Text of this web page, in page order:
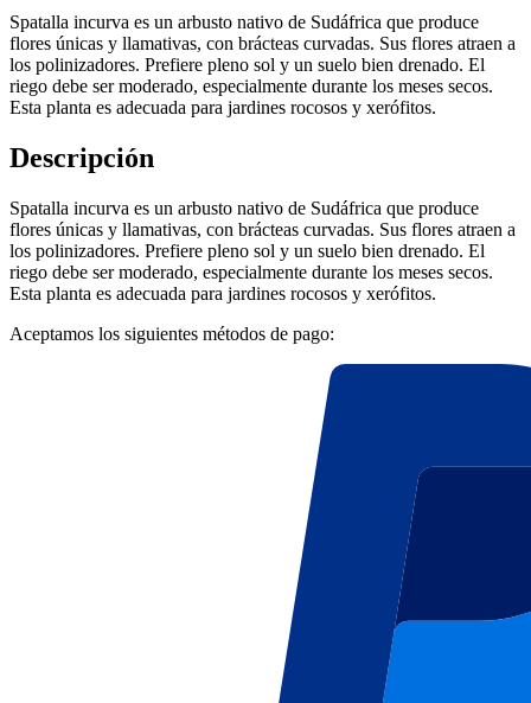
Spatalla incurva es un arbusto nativo de Sudáfrica que produce
flores únicas y llamativas, con brácteas curvadas. Sus flores atraen a
los polinizadores. Prefiere pleno sol y un suelo bien drenado. El
riego debe ser moderado, especialmente durante los meses secos.
Esta planta es adecuada para jardines rocosos y xerófitos.
Descripción
Spatalla incurva es un arbusto nativo de Sudáfrica que produce
flores únicas y llamativas, con brácteas curvadas. Sus flores atraen a
los polinizadores. Prefiere pleno sol y un suelo bien drenado. El
riego debe ser moderado, especialmente durante los meses secos.
Esta planta es adecuada para jardines rocosos y xerófitos.
Aceptamos los siguientes métodos de pago: